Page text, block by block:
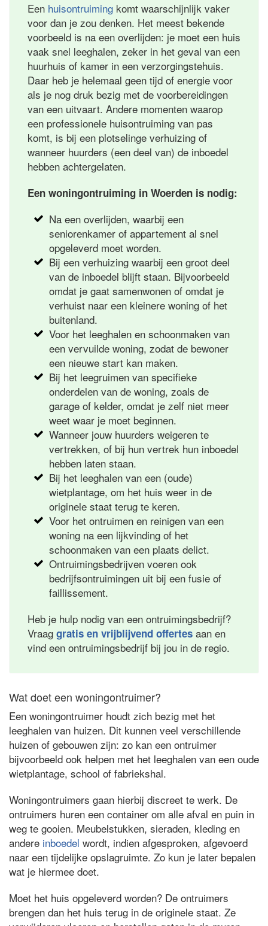
Een huisontruiming komt waarschijnlijk vaker
voor dan je zou denken. Het meest bekende
voorbeeld is na een overlijden: je moet een huis
vaak snel leeghalen, zeker in het geval van een
huurhuis of kamer in een verzorgingstehuis.
Daar heb je helemaal geen tijd of energie voor
als je nog druk bezig met de voorbereidingen
van een uitvaart. Andere momenten waarop
een professionele huisontruiming van pas
komt, is bij een plotselinge verhuizing of
wanneer huurders (een deel van) de inboedel
hebben achtergelaten.
Een woningontruiming in Woerden is nodig:
Na een overlijden, waarbij een
seniorenkamer of appartement al snel
opgeleverd moet worden.
Bij een verhuizing waarbij een groot deel
van de inboedel blijft staan. Bijvoorbeeld
omdat je gaat samenwonen of omdat je
verhuist naar een kleinere woning of het
buitenland.
Voor het leeghalen en schoonmaken van
een vervuilde woning, zodat de bewoner
een nieuwe start kan maken.
Bij het leegruimen van specifieke
onderdelen van de woning, zoals de
garage of kelder, omdat je zelf niet meer
weet waar je moet beginnen.
Wanneer jouw huurders weigeren te
vertrekken, of bij hun vertrek hun inboedel
hebben laten staan.
Bij het leeghalen van een (oude)
wietplantage, om het huis weer in de
originele staat terug te keren.
Voor het ontruimen en reinigen van een
woning na een lijkvinding of het
schoonmaken van een plaats delict.
Ontruimingsbedrijven voeren ook
bedrijfsontruimingen uit bij een fusie of
faillissement.
Heb je hulp nodig van een ontruimingsbedrijf?
Vraag gratis en vrijblijvend offertes aan en
vind een ontruimingsbedrijf bij jou in de regio.
Wat doet een woningontruimer?
Een woningontruimer houdt zich bezig met het
leeghalen van huizen. Dit kunnen veel verschillende
huizen of gebouwen zijn: zo kan een ontruimer
bijvoorbeeld ook helpen met het leeghalen van een oude
wietplantage, school of fabriekshal.
Woningontruimers gaan hierbij discreet te werk. De
ontruimers huren een container om alle afval en puin in
weg te gooien. Meubelstukken, sieraden, kleding en
andere inboedel wordt, indien afgesproken, afgevoerd
naar een tijdelijke opslagruimte. Zo kun je later bepalen
wat je hiermee doet.
Moet het huis opgeleverd worden? De ontruimers
brengen dan het huis terug in de originele staat. Ze